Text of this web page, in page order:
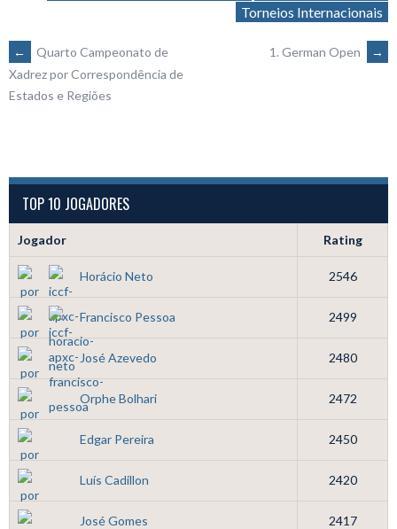
Torneios Internacionais
POST
NAVIGATION
←
Quarto Campeonato de
Xadrez por Correspondência de
Estados e Regiões
1. German Open →
TOP 10 JOGADORES
Jogador Rating
Horácio Neto 2546
Francisco Pessoa 2499
José Azevedo 2480
Orphe Bolhari 2472
Edgar Pereira 2450
Luís Cadillon 2420
José Gomes 2417